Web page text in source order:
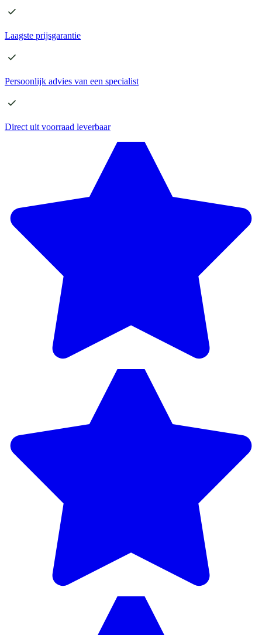
Laagste prijsgarantie
Persoonlijk advies van een specialist
Direct uit voorraad leverbaar